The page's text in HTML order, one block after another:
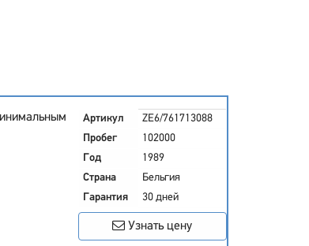
Артикул
ZE6/761713088
Пробег
102000
Год
1989
Страна
Бельгия
Гарантия
30 дней
Узнать цену